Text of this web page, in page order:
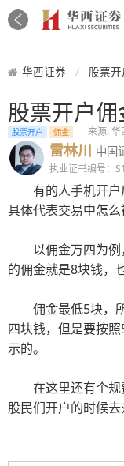
华西证券 股票
股票开户
股票开户 佣金 来源: 华
雷林川 中国
执业证书编号：
有的人手机开户
具体代表交易中怎么
以佣金万四为
的佣金就是8块钱，
佣金最低5块，
四块钱，但是要按
示的。
在这里还有个规
股民们开户的时候去